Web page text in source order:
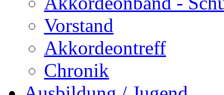
Vorstand
Akkordeontreff
Chronik